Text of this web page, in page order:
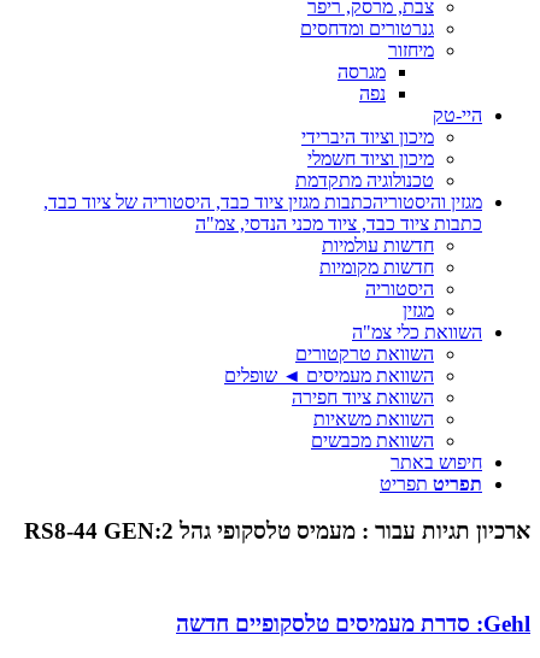
צבת, מרסק, ריפר
גנרטורים ומדחסים
מיחזור
מגרסה
נפה
היי-טק
מיכון וציוד היברידי
מיכון וציוד חשמלי
טכנולוגיה מתקדמת
מגזין והיסטוריהכתבות מגזין ציוד כבד, היסטוריה של ציוד כבד,
כתבות ציוד כבד, ציוד מכני הנדסי, צמ"ה
חדשות עולמיות
חדשות מקומיות
היסטוריה
מגזין
השוואת כלי צמ"ה
השוואת טרקטורים
השוואת מעמיסים ◄ שופלים
השוואת ציוד חפירה
השוואת משאיות
השוואת מכבשים
חיפוש באתר
תפריט תפריט
ארכיון תגיות עבור : מעמיס טלסקופי גהל RS8-44 GEN:2
Gehl: סדרת מעמיסים טלסקופיים חדשה